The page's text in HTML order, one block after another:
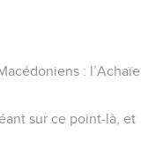
: l’Achaïe
sur ce point-là, et